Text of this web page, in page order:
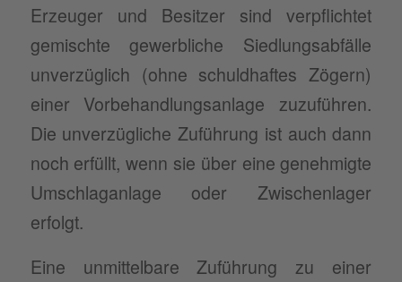
Erzeuger und Besitzer sind verpflichtet
gemischte gewerbliche Siedlungsabfälle
unverzüglich (ohne schuldhaftes Zögern)
einer Vorbehandlungsanlage zuzuführen.
Die unverzügliche Zuführung ist auch dann
noch erfüllt, wenn sie über eine genehmigte
Umschlaganlage oder Zwischenlager
erfolgt.
Eine unmittelbare Zuführung zu einer